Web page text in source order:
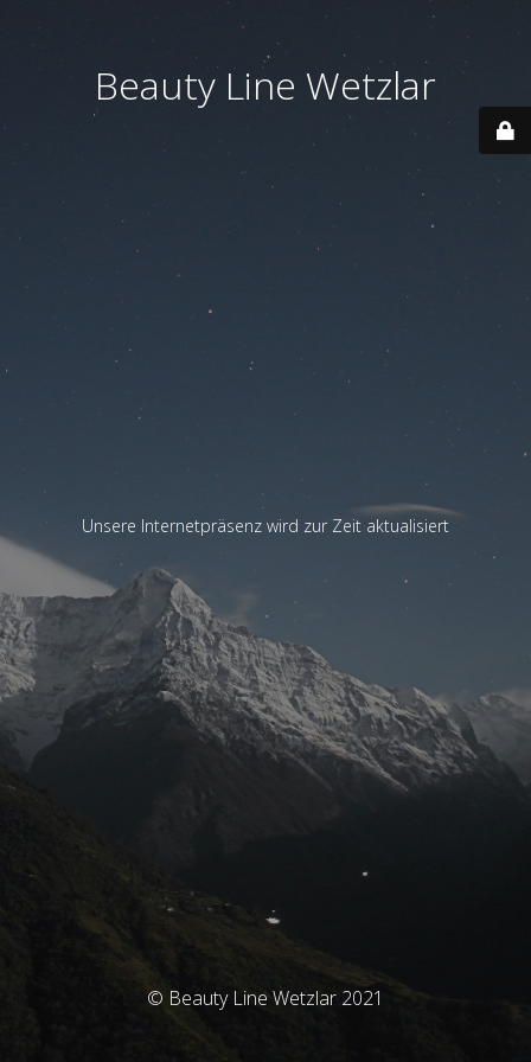
Beauty Line Wetzlar
Unsere Internetpräsenz wird zur Zeit aktualisiert
© Beauty Line Wetzlar 2021